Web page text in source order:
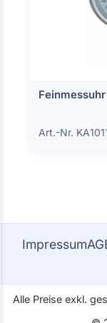
Art.-Nr.
Impressum
Alle Preise exkl.